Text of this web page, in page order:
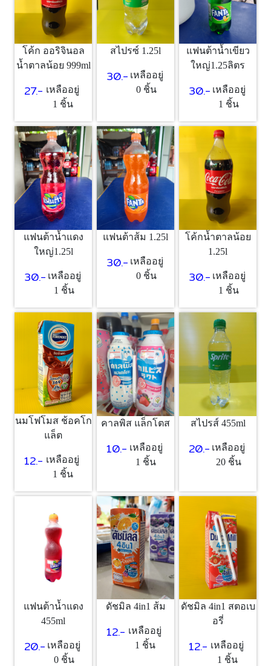
โค้ก ออริจินอล
น้ำตาลน้อย 999ml
27.- เหลืออยู่
1 ชิ้น
สไปรซ์ 1.25l
30.- เหลืออยู่
0 ชิ้น
แฟนต้าน้ำเขียว
ใหญ่1.25ลิตร
30.- เหลืออยู่
1 ชิ้น
แฟนต้าน้ำแดง
ใหญ่1.25l
30.- เหลืออยู่
1 ชิ้น
แฟนต้าส้ม 1.25l
30.- เหลืออยู่
0 ชิ้น
โค้กน้ำตาลน้อย
1.25l
30.- เหลืออยู่
1 ชิ้น
นมโฟโมส ช้อคโก
แล็ต
12.- เหลืออยู่
1 ชิ้น
คาลพิส แล็กโตส
10.- เหลืออยู่
1 ชิ้น
สไปรส์ 455ml
20.- เหลืออยู่
20 ชิ้น
แฟนต้าน้ำแดง
455ml
20.- เหลืออยู่
0 ชิ้น
ดัชมิล 4in1 ส้ม
12.- เหลืออยู่
1 ชิ้น
ดัชมิล 4in1 สตอเบ
อรี่
12.- เหลืออยู่
1 ชิ้น